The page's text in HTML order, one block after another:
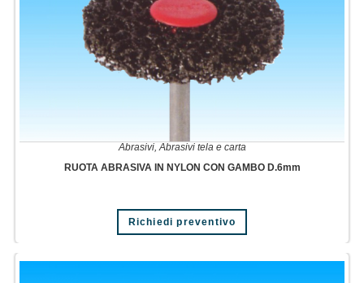
Abrasivi,Abrasivi tela e carta
RUOTA ABRASIVA IN NYLON CON GAMBO D.6mm
Richiedi preventivo